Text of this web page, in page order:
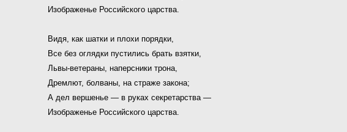
Изображенье Российского царства.
Видя, как шатки и плохи порядки,
Все без оглядки пустились брать взятки,
Львы-ветераны, наперсники трона,
Дремлют, болваны, на страже закона;
А дел вершенье — в руках секретарства —
Изображенье Российского царства.